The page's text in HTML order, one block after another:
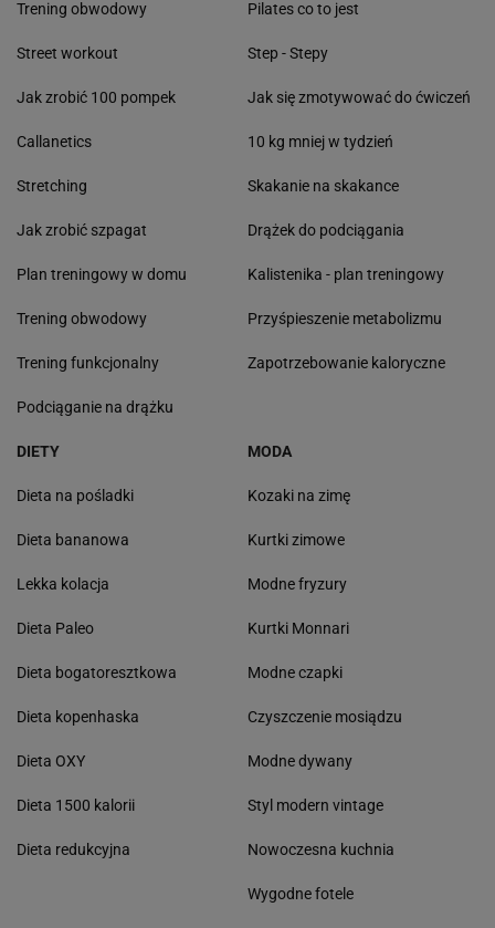
Trening obwodowy
Street workout
Jak zrobić 100 pompek
Callanetics
Stretching
Jak zrobić szpagat
Plan treningowy w domu
Trening obwodowy
Trening funkcjonalny
Podciąganie na drążku
Pilates co to jest
Step - Stepy
Jak się zmotywować do ćwiczeń
10 kg mniej w tydzień
Skakanie na skakance
Drążek do podciągania
Kalistenika - plan treningowy
Przyśpieszenie metabolizmu
Zapotrzebowanie kaloryczne
DIETY
Dieta na pośladki
Dieta bananowa
Lekka kolacja
Dieta Paleo
Dieta bogatoresztkowa
Dieta kopenhaska
Dieta OXY
Dieta 1500 kalorii
Dieta redukcyjna
MODA
Kozaki na zimę
Kurtki zimowe
Modne fryzury
Kurtki Monnari
Modne czapki
Czyszczenie mosiądzu
Modne dywany
Styl modern vintage
Nowoczesna kuchnia
Wygodne fotele